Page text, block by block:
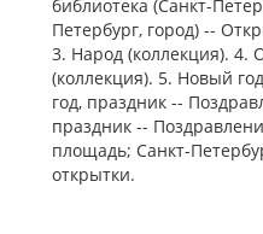
библиотека (Санкт-
Петербург, город) --
3. Народ (коллекция). 4.
(коллекция). 5. Новый
год, праздник --
праздник --
площадь; Санкт-
открытки.